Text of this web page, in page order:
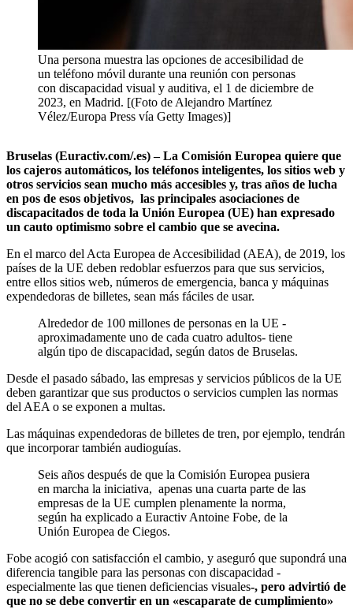
Una persona muestra las opciones de accesibilidad de
un teléfono móvil durante una reunión con personas
con discapacidad visual y auditiva, el 1 de diciembre de
2023, en Madrid. [(Foto de Alejandro Martínez
Vélez/Europa Press vía Getty Images)]
Bruselas (Euractiv.com/.es) – La Comisión Europea quiere que
los cajeros automáticos, los teléfonos inteligentes, los sitios web y
otros servicios sean mucho más accesibles y, tras años de lucha
en pos de esos objetivos, las principales asociaciones de
discapacitados de toda la Unión Europea (UE) han expresado
un cauto optimismo sobre el cambio que se avecina.
En el marco del Acta Europea de Accesibilidad (AEA), de 2019, los
países de la UE deben redoblar esfuerzos para que sus servicios,
entre ellos sitios web, números de emergencia, banca y máquinas
expendedoras de billetes, sean más fáciles de usar.
Alrededor de 100 millones de personas en la UE -
aproximadamente uno de cada cuatro adultos- tiene
algún tipo de discapacidad, según datos de Bruselas.
Desde el pasado sábado, las empresas y servicios públicos de la UE
deben garantizar que sus productos o servicios cumplen las normas
del AEA o se exponen a multas.
Las máquinas expendedoras de billetes de tren, por ejemplo, tendrán
que incorporar también audioguías.
Seis años después de que la Comisión Europea pusiera
en marcha la iniciativa, apenas una cuarta parte de las
empresas de la UE cumplen plenamente la norma,
según ha explicado a Euractiv Antoine Fobe, de la
Unión Europea de Ciegos.
Fobe acogió con satisfacción el cambio, y aseguró que supondrá una
diferencia tangible para las personas con discapacidad -
especialmente las que tienen deficiencias visuales-, pero advirtió de
que no se debe convertir en un «escaparate de cumplimiento»